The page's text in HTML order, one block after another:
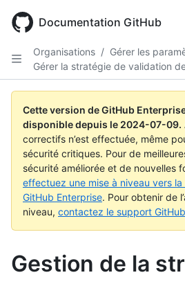
main
Documentation GitHub
Organisations / Gérer les
Gérer la stratégie de validation
Cette version de GitHub
disponible depuis le 2024-07-09.
correctifs n’est effectuée, même
sécurité critiques. Pour de
sécurité améliorée et de nouvelles
effectuez une mise à niveau vers
GitHub Enterprise. Pour obtenir de
niveau, contactez le support
Gestion de la